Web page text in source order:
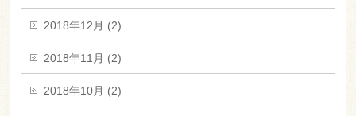
2018年12月 (2)
2018年11月 (2)
2018年10月 (2)